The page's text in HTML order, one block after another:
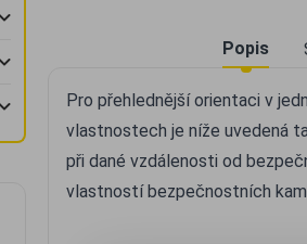
Popis
Pro přehlednější orientaci v
vlastnostech je níže uvedená
při dané vzdálenosti od
vlastností bezpečnostních